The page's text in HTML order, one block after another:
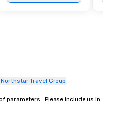
countless
down at each venue
Travel Group
parameters.  Please include us in